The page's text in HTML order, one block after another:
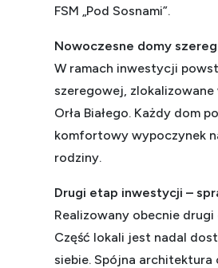
FSM „Pod Sosnami”.
Nowoczesne domy
W ramach inwestycji
szeregowej,
Orła Białego. Każdy dom
komfortowy wypoczynek
rodziny.
Drugi etap inwestycji –
Realizowany obecnie
Część lokali jest nadal
siebie. Spójna